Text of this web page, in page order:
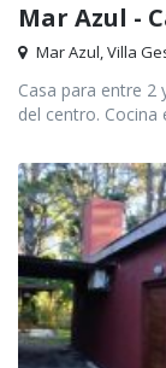
Mar Azul -
Mar Azul, Villa
Casa para entre 2
del centro. Cocina